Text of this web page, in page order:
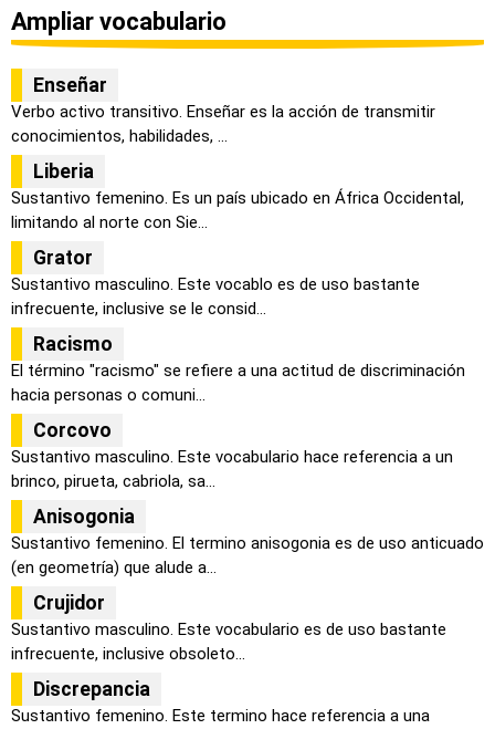
Ampliar vocabulario
Enseñar
Verbo activo transitivo. Enseñar es la acción de transmitir
conocimientos, habilidades, ...
Liberia
Sustantivo femenino. Es un país ubicado en África Occidental,
limitando al norte con Sie...
Grator
Sustantivo masculino. Este vocablo es de uso bastante
infrecuente, inclusive se le consid...
Racismo
El término "racismo" se refiere a una actitud de discriminación
hacia personas o comuni...
Corcovo
Sustantivo masculino. Este vocabulario hace referencia a un
brinco, pirueta, cabriola, sa...
Anisogonia
Sustantivo femenino. El termino anisogonia es de uso anticuado
(en geometría) que alude a...
Crujidor
Sustantivo masculino. Este vocabulario es de uso bastante
infrecuente, inclusive obsoleto...
Discrepancia
Sustantivo femenino. Este termino hace referencia a una